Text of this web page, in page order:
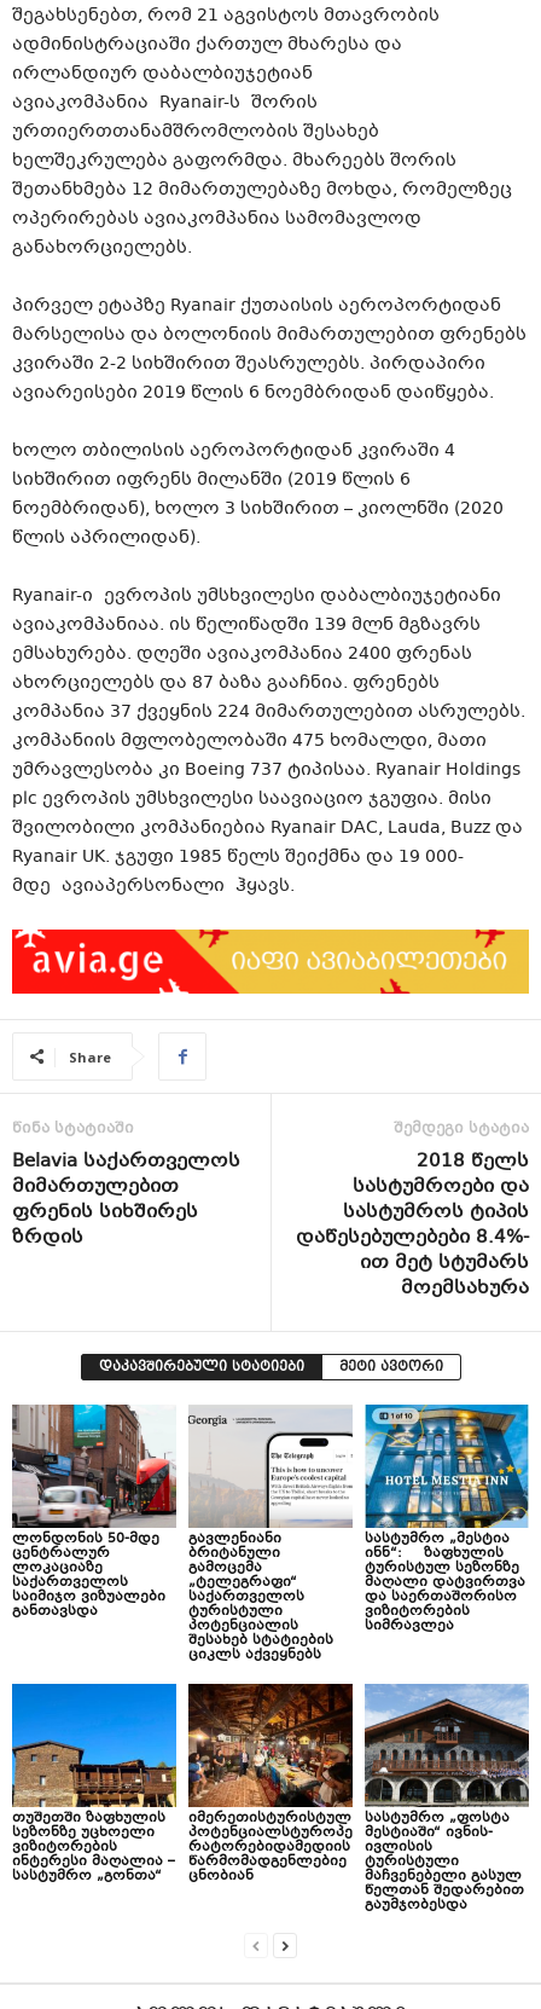
შეგახსენებთ, რომ 21 აგვისტოს მთავრობის
ადმინისტრაციაში ქართულ მხარესა და
ირლანდიურ დაბალბიუჯეტიან
ავიაკომპანია Ryanair-ს შორის
ურთიერთთანამშრომლობის შესახებ
ხელშეკრულება გაფორმდა. მხარეებს შორის
შეთანხმება 12 მიმართულებაზე მოხდა, რომელზეც
ოპერირებას ავიაკომპანია სამომავლოდ
განახორციელებს.
პირველ ეტაპზე Ryanair ქუთაისის აეროპორტიდან
მარსელისა და ბოლონიის მიმართულებით ფრენებს
კვირაში 2-2 სიხშირით შეასრულებს. პირდაპირი
ავიარეისები 2019 წლის 6 ნოემბრიდან დაიწყება.
ხოლო თბილისის აეროპორტიდან კვირაში 4
სიხშირით იფრენს მილანში (2019 წლის 6
ნოემბრიდან), ხოლო 3 სიხშირით – კიოლნში (2020
წლის აპრილიდან).
Ryanair-ი ევროპის უმსხვილესი დაბალბიუჯეტიანი
ავიაკომპანიაა. ის წელიწადში 139 მლნ მგზავრს
ემსახურება. დღეში ავიაკომპანია 2400 ფრენას
ახორციელებს და 87 ბაზა გააჩნია. ფრენებს
კომპანია 37 ქვეყნის 224 მიმართულებით ასრულებს.
კომპანიის მფლობელობაში 475 ხომალდი, მათი
უმრავლესობა კი Boeing 737 ტიპისაა. Ryanair Holdings
plc ევროპის უმსხვილესი საავიაციო ჯგუფია. მისი
შვილობილი კომპანიებია Ryanair DAC, Lauda, Buzz და
Ryanair UK. ჯგუფი 1985 წელს შეიქმნა და 19 000-
მდე ავიაპერსონალი ჰყავს.
Share
წინა სტატიაში
Belavia საქართველოს
მიმართულებით
ფრენის სიხშირეს
ზრდის
შემდეგი სტატია
2018 წელს
სასტუმროები და
სასტუმროს ტიპის
დაწესებულებები 8.4%-
ით მეტ სტუმარს
მოემსახურა
დაკავშირებული სტატიები მეტი ავტორი
ლონდონის 50-მდე
ცენტრალურ
ლოკაციაზე
საქართველოს
საიმიჯო ვიზუალები
განთავსდა
გავლენიანი
ბრიტანული
გამოცემა
„ტელეგრაფი“
საქართველოს
ტურისტული
პოტენციალის
შესახებ სტატიების
ციკლს აქვეყნებს
სასტუმრო „მესტია
ინნ“: ზაფხულის
ტურისტულ სეზონზე
მაღალი დატვირთვა
და საერთაშორისო
ვიზიტორების
სიმრავლეა
თუშეთში ზაფხულის
სეზონზე უცხოელი
ვიზიტორების
ინტერესი მაღალია –
სასტუმრო „გონთა“
იმერეთისტურისტულ
პოტენციალსტუროპე
რატორებიდამედიის
წარმომადგენლებიე
ცნობიან
სასტუმრო „ფოსტა
მესტიაში“ ივნის-
ივლისის
ტურისტული
მაჩვენებელი გასულ
წელთან შედარებით
გაუმჯობესდა